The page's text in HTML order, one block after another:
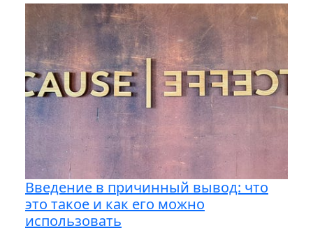
Введение в причинный вывод: что
это такое и как его можно
использовать